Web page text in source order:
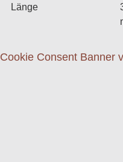
Länge
Cookie Consent Banner